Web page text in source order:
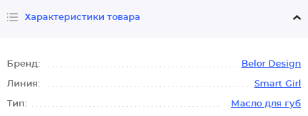
Характеристики товара
Бренд: Belor Design
Линия: Smart Girl
Тип: Масло для губ